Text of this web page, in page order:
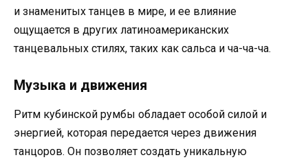
и знаменитых танцев в мире, и ее влияние
ощущается в других латиноамериканских
танцевальных стилях, таких как сальса и ча-ча-ча.
Музыка и движения
Ритм кубинской румбы обладает особой силой и
энергией, которая передается через движения
танцоров. Он позволяет создать уникальную